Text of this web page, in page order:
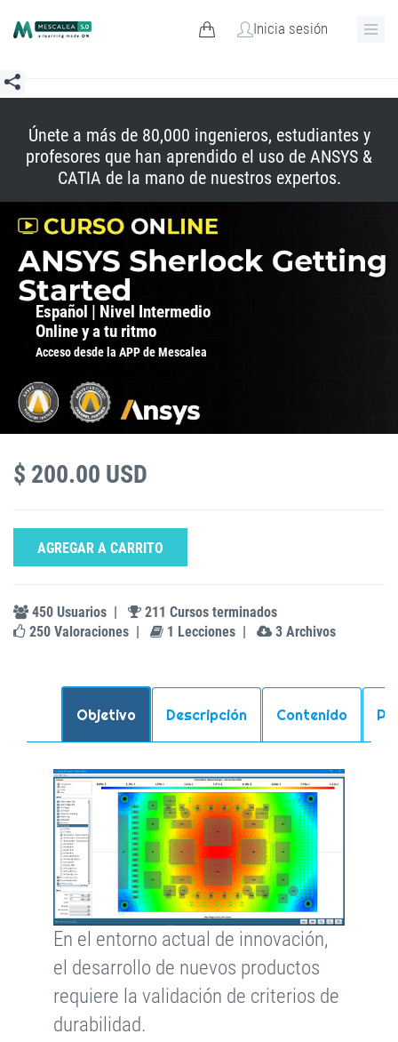
Inicia sesión
Únete a más de 80,000 ingenieros, estudiantes y
profesores que han aprendido el uso de ANSYS &
CATIA de la mano de nuestros expertos.
Español | Nivel Intermedio
Online y a tu ritmo
Acceso desde la APP de Mescalea
$ 200.00 USD
AGREGAR A CARRITO
450 Usuarios |
211 Cursos terminados
250 Valoraciones | 1 Lecciones | 3 Archivos
Objetivo Descripción Contenido
En el entorno actual de innovación,
el desarrollo de nuevos productos
requiere la validación de criterios de
durabilidad.